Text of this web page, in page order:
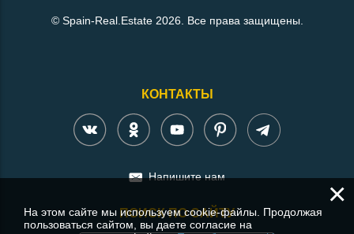
© Spain-Real.Estate 2026. Все права защищены.
КОНТАКТЫ
Напишите нам
ПОИСК ПО САЙТУ
×
На этом сайте мы используем cookie-файлы. Продолжая
пользоваться сайтом, вы даете согласие на